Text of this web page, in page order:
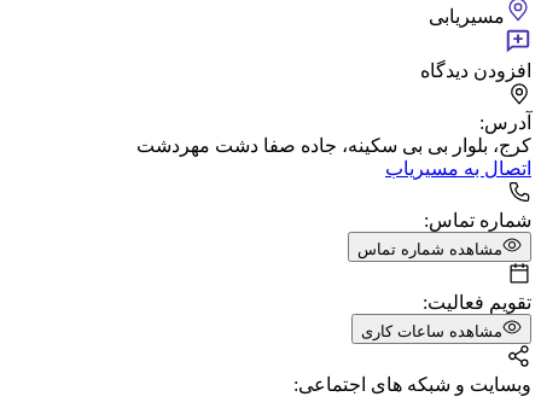
مسیریابی
افزودن دیدگاه
آدرس:
کرج، بلوار بی بی سکینه، جاده صفا دشت مهردشت
اتصال به مسیریاب
شماره تماس:
مشاهده شماره تماس
تقویم فعالیت:
مشاهده ساعات کاری
وبسایت و شبکه های اجتماعی: